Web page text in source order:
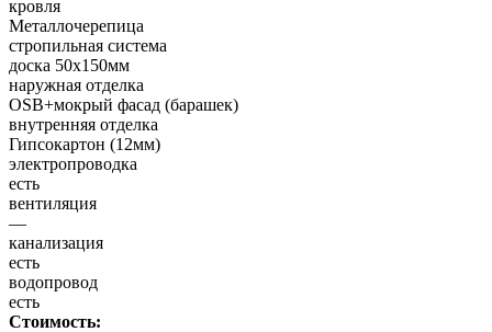
кровля
Металлочерепица
стропильная система
доска 50х150мм
наружная отделка
OSB+мокрый фасад (барашек)
внутренняя отделка
Гипсокартон (12мм)
электропроводка
есть
вентиляция
—
канализация
есть
водопровод
есть
Стоимость: